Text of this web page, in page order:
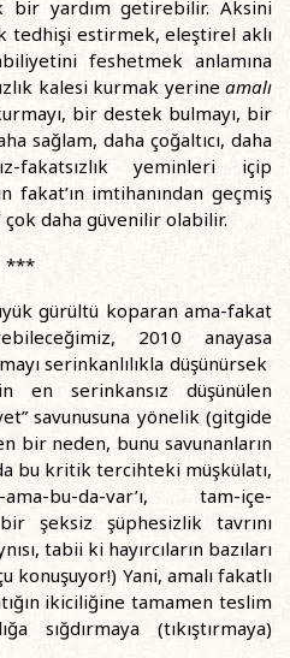
bir yardım getirebilir. Aksini
tedhişi estirmek, eleştirel aklı
feshetmek anlamına
kalesi kurmak yerine amalı
bir destek bulmayı, bir
sağlam, daha çoğaltıcı, daha
fakatsızlık yeminleri içip
fakat’ın imtihanından geçmiş
daha güvenilir olabilir.
***
gürültü koparan ama-fakat
2010 anayasa
serinkanlılıkla düşünürsek
serinkansız düşünülen
savunusuna yönelik (gitgide
bir neden, bunu savunanların
bu kritik tercihteki müşkülatı,
bu-da-var’ı, tam-içe-
şeksiz şüphesizlik tavrını
tabii ki hayırcıların bazıları
Yani, amalı fakatlı
ikiciliğine tamamen teslim
sığdırmaya (tıkıştırmaya)